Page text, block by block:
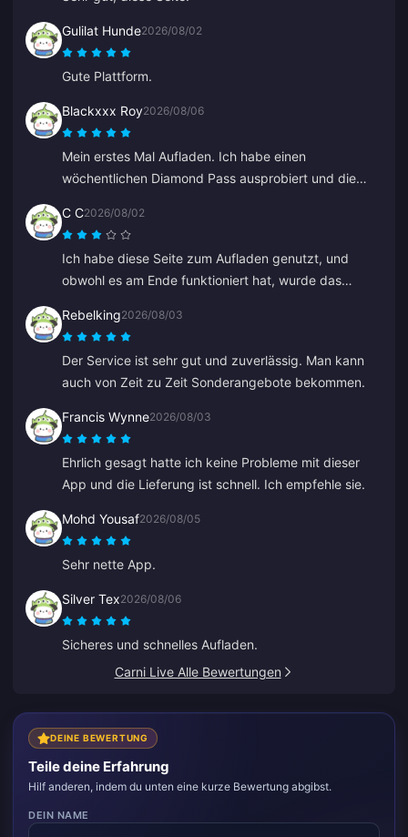
Gulilat Hunde2026/08/02
Gute Plattform.
Blackxxx Roy2026/08/06
Mein erstes Mal Aufladen. Ich habe einen
wöchentlichen Diamond Pass ausprobiert und die
schnell, danke!
C C2026/08/02
Ich habe diese Seite zum Aufladen genutzt, und
obwohl es am Ende funktioniert hat, wurde das
hat mindestens 5 Minuten gebraucht, um zu
antworten, was mich nervös gemacht hat, aber
schließlich ging die Aufladung durch. Es wäre viel
besser, wenn der Support schneller antworten würde.
Rebelking2026/08/03
Der Service ist sehr gut und zuverlässig. Man kann
auch von Zeit zu Zeit Sonderangebote bekommen.
Francis Wynne2026/08/03
Ehrlich gesagt hatte ich keine Probleme mit dieser
App und die Lieferung ist schnell. Ich empfehle sie.
Mohd Yousaf2026/08/05
Sehr nette App.
Silver Tex2026/08/06
Sicheres und schnelles Aufladen.
Carni Live Alle Bewertungen
DEINE BEWERTUNG
Teile deine Erfahrung
Hilf anderen, indem du unten eine kurze Bewertung abgibst.
DEIN NAME